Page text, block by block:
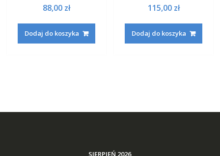
88,00 zł
Dodaj do koszyka
115,00 zł
Dodaj do koszyka
SIERPIEŃ 2026